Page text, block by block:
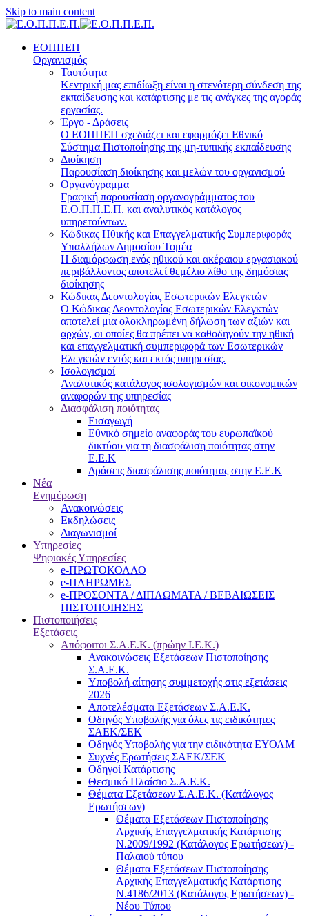
Skip to main content
ΕΟΠΠΕΠ
Οργανισμός
Ταυτότητα
Κεντρική μας επιδίωξη είναι η στενότερη σύνδεση της
εκπαίδευσης και κατάρτισης με τις ανάγκες της αγοράς
εργασίας.
Έργο - Δράσεις
Ο ΕΟΠΠΕΠ σχεδιάζει και εφαρμόζει Eθνικό
Σύστημα Πιστοποίησης της μη-τυπικής εκπαίδευσης
Διοίκηση
Παρουσίαση διοίκησης και μελών του οργανισμού
Οργανόγραμμα
Γραφική παρουσίαση οργανογράμματος του
Ε.Ο.Π.Π.Ε.Π. και αναλυτικός κατάλογος
υπηρετούντων.
Κώδικας Ηθικής και Επαγγελματικής Συμπεριφοράς
Υπαλλήλων Δημοσίου Τομέα
Η διαμόρφωση ενός ηθικού και ακέραιου εργασιακού
περιβάλλοντος αποτελεί θεμέλιο λίθο της δημόσιας
διοίκησης
Κώδικας Δεοντολογίας Εσωτερικών Ελεγκτών
Ο Κώδικας Δεοντολογίας Εσωτερικών Ελεγκτών
αποτελεί μια ολοκληρωμένη δήλωση των αξιών και
αρχών, οι οποίες θα πρέπει να καθοδηγούν την ηθική
και επαγγελματική συμπεριφορά των Εσωτερικών
Ελεγκτών εντός και εκτός υπηρεσίας.
Ισολογισμοί
Αναλυτικός κατάλογος ισολογισμών και οικονομικών
αναφορών της υπηρεσίας
Διασφάλιση ποιότητας
Εισαγωγή
Εθνικό σημείο αναφοράς του ευρωπαϊκού
δικτύου για τη διασφάλιση ποιότητας στην
Ε.Ε.Κ
Δράσεις διασφάλισης ποιότητας στην Ε.Ε.Κ
Νέα
Ενημέρωση
Ανακοινώσεις
Εκδηλώσεις
Διαγωνισμοί
Υπηρεσίες
Ψηφιακές Υπηρεσίες
e-ΠΡΩΤΟΚΟΛΛΟ
e-ΠΛΗΡΩΜΕΣ
e-ΠΡΟΣΟΝΤΑ / ΔΙΠΛΩΜΑΤΑ / ΒΕΒΑΙΩΣΕΙΣ
ΠΙΣΤΟΠΟΙΗΣΗΣ
Πιστοποιήσεις
Εξετάσεις
Απόφοιτοι Σ.Α.Ε.Κ. (πρώην Ι.Ε.Κ.)
Ανακοινώσεις Εξετάσεων Πιστοποίησης
Σ.Α.Ε.Κ.
Υποβολή αίτησης συμμετοχής στις εξετάσεις
2026
Αποτελέσματα Εξετάσεων Σ.Α.Ε.Κ.
Οδηγός Υποβολής για όλες τις ειδικότητες
ΣΑΕΚ/ΣΕΚ
Οδηγός Υποβολής για την ειδικότητα ΕΥΟΑΜ
Συχνές Ερωτήσεις ΣΑΕΚ/ΣΕΚ
Οδηγοί Κατάρτισης
Θεσμικό Πλαίσιο Σ.Α.Ε.Κ.
Θέματα Εξετάσεων Σ.Α.Ε.Κ. (Κατάλογος
Ερωτήσεων)
Θέματα Εξετάσεων Πιστοποίησης
Αρχικής Επαγγελματικής Κατάρτισης
Ν.2009/1992 (Κατάλογος Ερωτήσεων) -
Παλαιού τύπου
Θέματα Εξετάσεων Πιστοποίησης
Αρχικής Επαγγελματικής Κατάρτισης
Ν.4186/2013 (Κατάλογος Ερωτήσεων) -
Νέου Τύπου